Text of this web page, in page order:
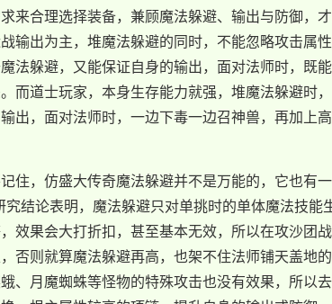
来合理选择装备，兼顾魔法躲避、输出与防御，
输出为主，堆魔法躲避的同时，不能忽略攻击属
法躲避，又能保证自身的输出，面对法师时，既
而道士玩家，本身生存能力就强，堆魔法躲避时
出，面对法师时，一边下毒一边召神兽，再加上
住，仿盛大传奇魔法躲避并不是万能的，它也有
结论表明，魔法躲避只对单挑时的单体魔法技能
效果会大打折扣，甚至基本无效，所以在攻沙团
否则就算魔法躲避再高，也架不住法师铺天盖地
、月魔蜘蛛等怪物的特殊攻击也没有效果，所以